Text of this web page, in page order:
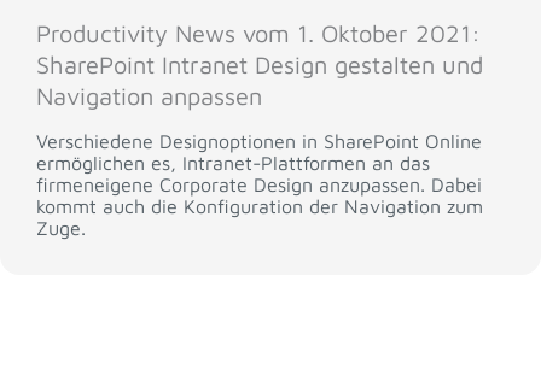
Productivity News vom 1. Oktober 2021:
SharePoint Intranet Design gestalten und
Navigation anpassen
Verschiedene Designoptionen in SharePoint Online
ermöglichen es, Intranet-Plattformen an das
firmeneigene Corporate Design anzupassen. Dabei
kommt auch die Konfiguration der Navigation zum
Zuge.